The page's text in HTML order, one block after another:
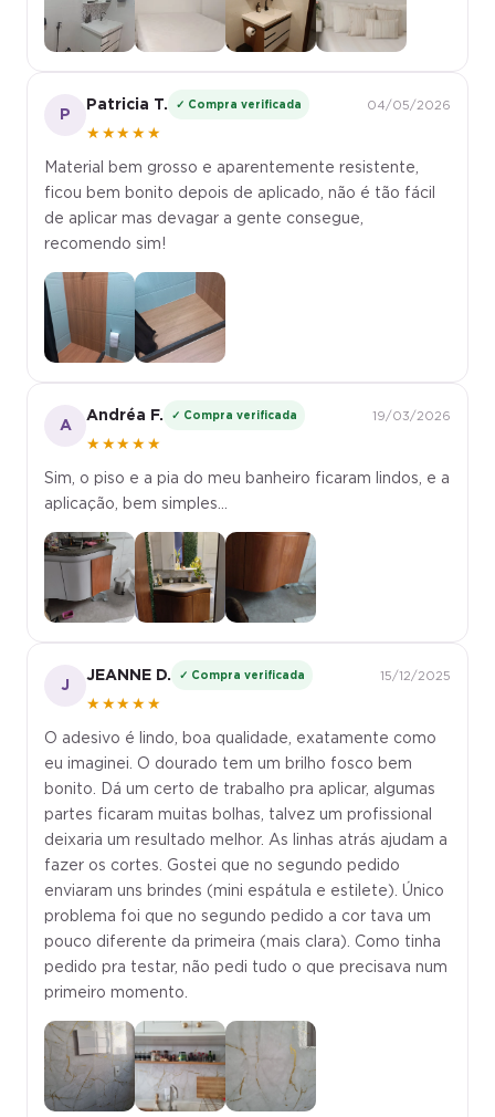
P
Patricia T. ✓ Compra verificada
★★★★★
04/05/2026
Material bem grosso e aparentemente resistente,
ficou bem bonito depois de aplicado, não é tão fácil
de aplicar mas devagar a gente consegue,
recomendo sim!
A
Andréa F. ✓ Compra verificada
★★★★★
19/03/2026
Sim, o piso e a pia do meu banheiro ficaram lindos, e a
aplicação, bem simples...
J
JEANNE D. ✓ Compra verificada
★★★★★
15/12/2025
O adesivo é lindo, boa qualidade, exatamente como
eu imaginei. O dourado tem um brilho fosco bem
bonito. Dá um certo de trabalho pra aplicar, algumas
partes ficaram muitas bolhas, talvez um profissional
deixaria um resultado melhor. As linhas atrás ajudam a
fazer os cortes. Gostei que no segundo pedido
enviaram uns brindes (mini espátula e estilete). Único
problema foi que no segundo pedido a cor tava um
pouco diferente da primeira (mais clara). Como tinha
pedido pra testar, não pedi tudo o que precisava num
primeiro momento.